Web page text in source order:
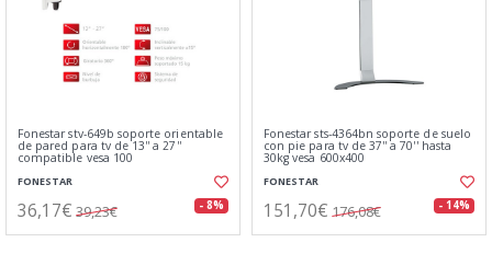
Fonestar stv-649b soporte orientable
de pared para tv de 13'' a 27''
compatible vesa 100
FONESTAR
36,17€ 39,23€ - 8%
Fonestar sts-4364bn soporte de suelo
con pie para tv de 37'' a 70'' hasta
30kg vesa 600x400
FONESTAR
151,70€ 176,08€ - 14%